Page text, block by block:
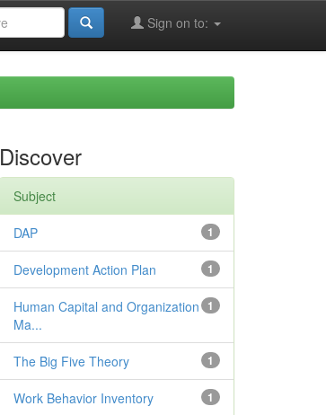
Sign on to:
Discover
Subject
1
DAP
1
Development Action Plan
1
Human Capital and Organization
Ma...
1
The Big Five Theory
1
Work Behavior Inventory